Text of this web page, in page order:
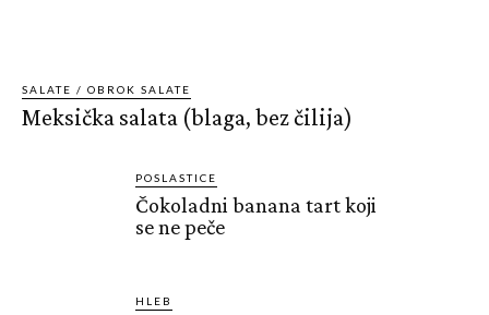
SALATE / OBROK SALATE
Meksička salata (blaga, bez čilija)
POSLASTICE
Čokoladni banana tart koji
se ne peče
HLEB